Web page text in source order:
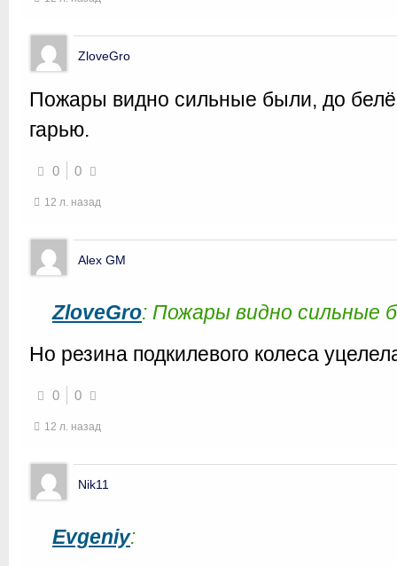
ZloveGro
Пожары видно сильные были, до
гарью.
0 0
12 л. назад
Alex GM
ZloveGro: Пожары видно сильные
Но резина подкилевого колеса
0 0
12 л. назад
Nik11
Evgeniy: